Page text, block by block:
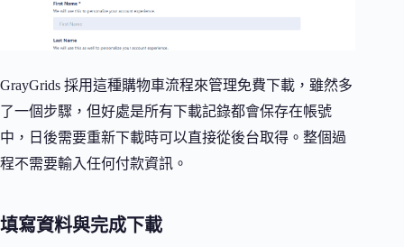
GrayGrids 採用這種購物車流程來管理免費下載，雖然多
了一個步驟，但好處是所有下載記錄都會保存在帳號
中，日後需要重新下載時可以直接從後台取得。整個過
程不需要輸入任何付款資訊。
填寫資料與完成下載